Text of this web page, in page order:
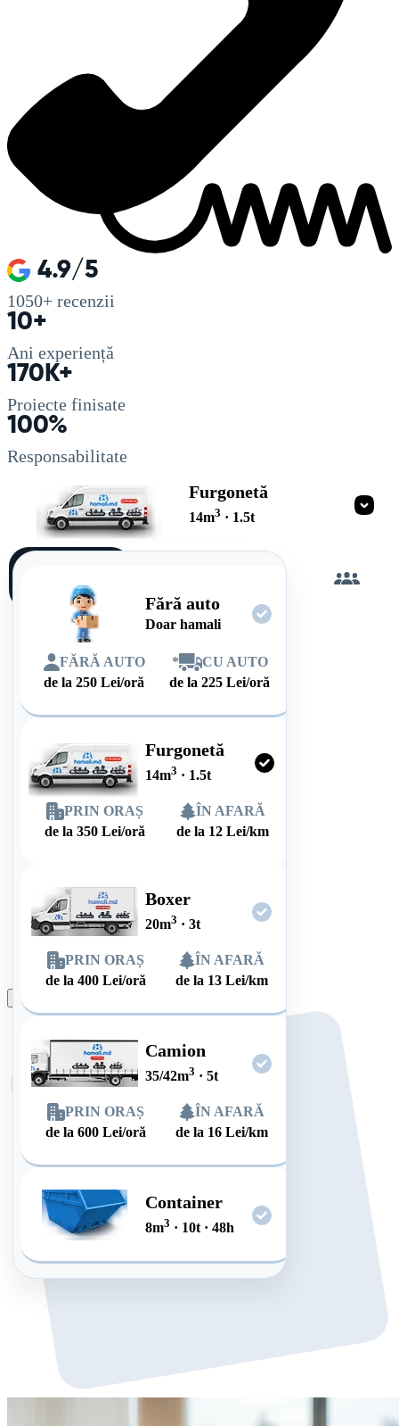
4.9/5
1050+ recenzii
10+
Ani experiență
170K+
Proiecte finisate
100%
Responsabilitate
Furgonetă
14m3 · 1.5t
Fără auto
Doar hamali
FĂRĂ AUTO
de la250 Lei/oră
*
CU AUTO
de la225 Lei/oră
Furgonetă
14m3 · 1.5t
PRIN ORAȘ
de la 350 Lei/oră
ÎN AFARĂ
de la 12 Lei/km
Boxer
20m3 · 3t
PRIN ORAȘ
de la400 Lei/oră
ÎN AFARĂ
de la 13 Lei/km
Camion
35/42m3 · 5t
PRIN ORAȘ
de la600 Lei/oră
ÎN AFARĂ
de la 16 Lei/km
Container
8m3 · 10t · 48h
singur
Plasează comanda